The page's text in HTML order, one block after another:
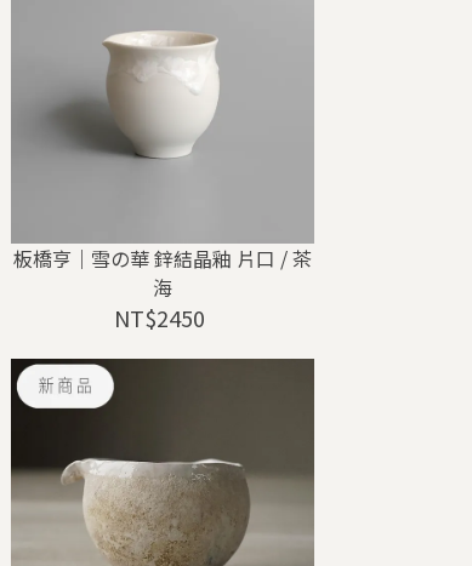
板橋亨｜雪の華 鋅結晶釉 片口 / 茶
海
NT$2450